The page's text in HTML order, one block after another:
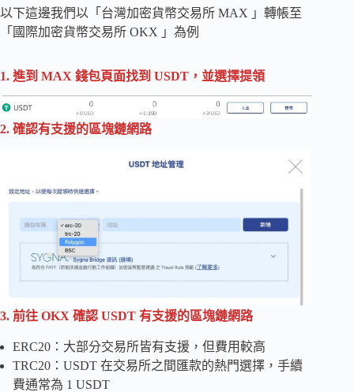
以下這邊我們以「台灣加密貨幣交易所 MAX 」轉帳至
「國際加密貨幣交易所 OKX 」為例
1. 進到 MAX 錢包頁面找到 USDT，並選擇提領
2. 確認有支援的區塊鏈網路
3. 前往 OKX 確認 USDT 有支援的區塊鏈網路
ERC20：大部分交易所皆有支援，但費用較高
TRC20：USDT 在交易所之間匯款的熱門選擇，手續
費通常為 1 USDT